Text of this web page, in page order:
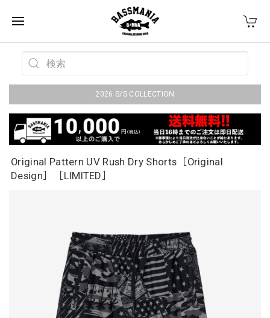
2026 S/S COLLECTION
Original Pattern UV Rush Dry Shorts［Original
Design］［LIMITED］